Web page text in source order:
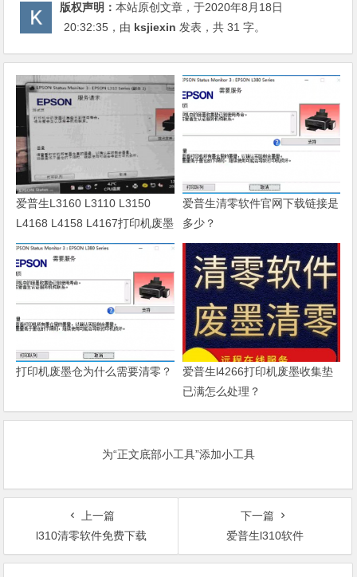
版权声明：本站原创文章，于2020年8月18日
20:32:35 ，由 ksjiexin 发表，共 31 字。
爱普生L3160 L3110 L3150
L4168 L4158 L4167打印机废墨
清零软件
爱普生清零软件官网下载链接是
多少？
打印机废墨仓为什么需要清零？
爱普生l4266打印机废墨收集垫
已满怎么处理？
为“正文底部小工具”添加小工具
上一篇
l310清零软件免费下载
下一篇
爱普生l310软件